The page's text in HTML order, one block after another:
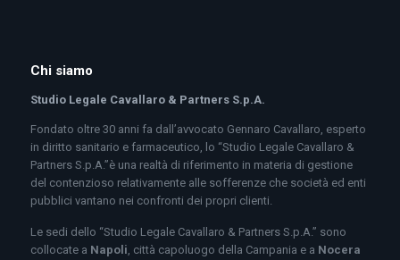
Chi siamo
Studio Legale Cavallaro & Partners S.p.A.
Fondato oltre 30 anni fa dall’avvocato Gennaro Cavallaro, esperto
in diritto sanitario e farmaceutico, lo “Studio Legale Cavallaro &
Partners S.p.A.”è una realtà di riferimento in materia di gestione
del contenzioso relativamente alle sofferenze che società ed enti
pubblici vantano nei confronti dei propri clienti.
Le sedi dello “Studio Legale Cavallaro & Partners S.p.A.” sono
collocate a Napoli, città capoluogo della Campania e a Nocera